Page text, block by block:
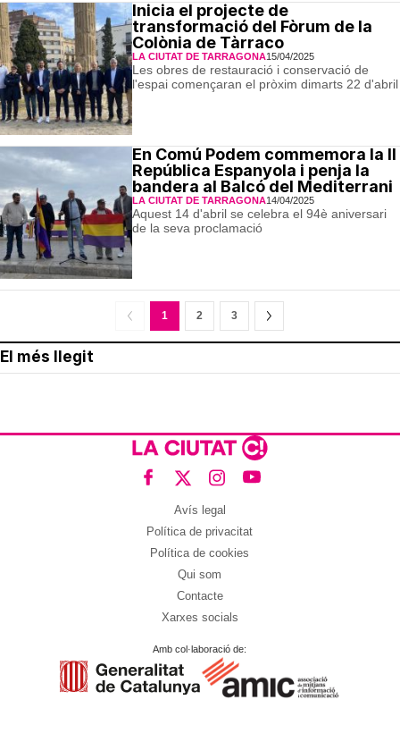
Inicia el projecte de
transformació del Fòrum de la
Colònia de Tàrraco
LA CIUTAT DE TARRAGONA15/04/2025
Les obres de restauració i conservació de
l'espai començaran el pròxim dimarts 22 d'abril
En Comú Podem commemora la II
República Espanyola i penja la
bandera al Balcó del Mediterrani
LA CIUTAT DE TARRAGONA14/04/2025
Aquest 14 d'abril se celebra el 94è aniversari
de la seva proclamació
1 2 3
El més llegit
Avís legal
Política de privacitat
Política de cookies
Qui som
Contacte
Xarxes socials
Amb col·laboració de: